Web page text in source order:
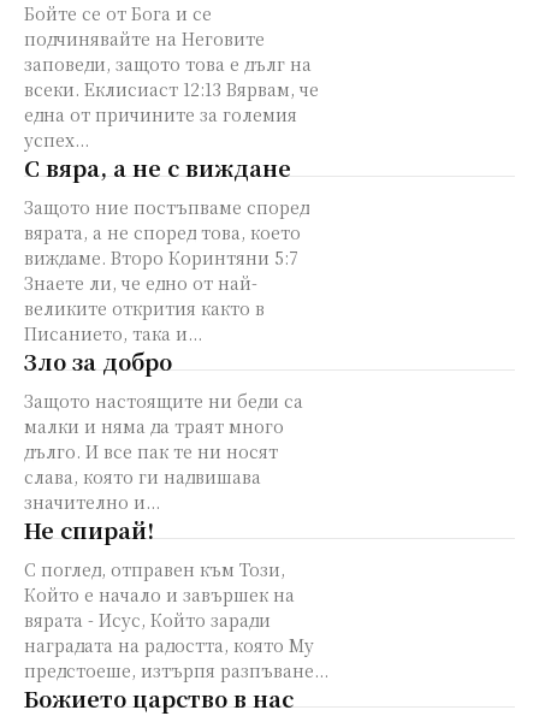
Бойте се от Бога и се
подчинявайте на Неговите
заповеди, защото това е дълг на
всеки. Еклисиаст 12:13 Вярвам, че
една от причините за големия
успех...
С вяра, а не с виждане
Защото ние постъпваме според
вярата, а не според това, което
виждаме. Второ Коринтяни 5:7
Знаете ли, че едно от най-
великите открития както в
Писанието, така и...
Зло за добро
Защото настоящите ни беди са
малки и няма да траят много
дълго. И все пак те ни носят
слава, която ги надвишава
значително и...
Не спирай!
С поглед, отправен към Този,
Който е начало и завършек на
вярата - Исус, Който заради
наградата на радостта, която Му
предстоеше, изтърпя разпъване...
Божието царство в нас